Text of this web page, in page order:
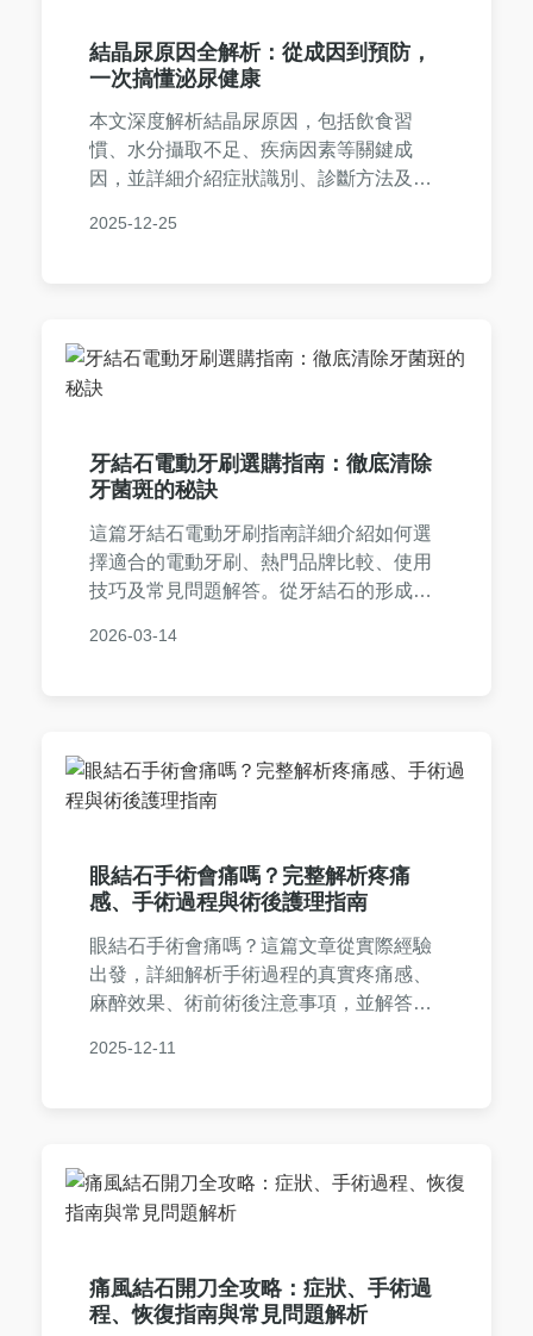
結晶尿原因全解析：從成因到預防，
一次搞懂泌尿健康
本文深度解析結晶尿原因，包括飲食習
慣、水分攝取不足、疾病因素等關鍵成
因，並詳細介紹症狀識別、診斷方法及實
找到全面解答，幫助您維護泌尿系統健
2025-12-25
牙結石電動牙刷選購指南：徹底清除
牙菌斑的秘訣
這篇牙結石電動牙刷指南詳細介紹如何選
擇適合的電動牙刷、熱門品牌比較、使用
技巧及常見問題解答。從牙結石的形成到
助你有效預防牙結石，改善口腔健康。內
2026-03-14
眼結石手術會痛嗎？完整解析疼痛
感、手術過程與術後護理指南
眼結石手術會痛嗎？這篇文章從實際經驗
出發，詳細解析手術過程的真實疼痛感、
麻醉效果、術前術後注意事項，並解答常
術的恐懼。
2025-12-11
痛風結石開刀全攻略：症狀、手術過
程、恢復指南與常見問題解析